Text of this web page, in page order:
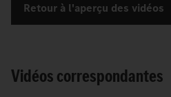
Retour à l'aperçu des vidéos
Vidéos correspondantes